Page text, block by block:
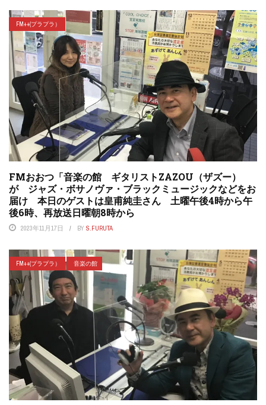
FM++(プラプラ）
FMおおつ「音楽の館 ギタリストZAZOU（ザズー）
が ジャズ・ボサノヴァ・ブラックミュージックなどをお
届け 本日のゲストは皇甫純圭さん 土曜午後4時から午
後6時、再放送日曜朝8時から
2023年11月17日 BY S.FURUTA
FM++(プラプラ） 音楽の館